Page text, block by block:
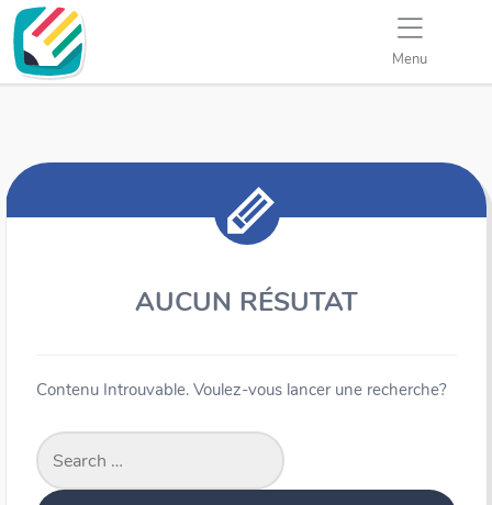
Menu
AUCUN RÉSUTAT
Contenu Introuvable. Voulez-vous lancer une recherche?
Search
for: